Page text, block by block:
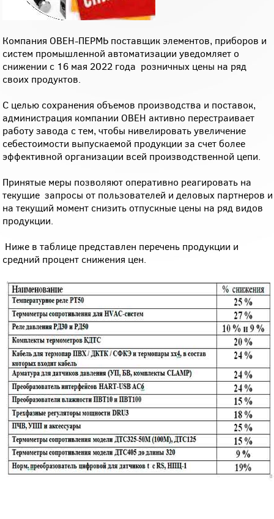
Компания ОВЕН-ПЕРМЬ поставщик элементов, приборов и
систем промышленной автоматизации уведомляет о
снижении с 16 мая 2022 года розничных цены на ряд
своих продуктов.
С целью сохранения объемов производства и поставок,
администрация компании ОВЕН активно перестраивает
работу завода с тем, чтобы нивелировать увеличение
себестоимости выпускаемой продукции за счет более
эффективной организации всей производственной цепи.
Принятые меры позволяют оперативно реагировать на
текущие запросы от пользователей и деловых партнеров и
на текущий момент снизить отпускные цены на ряд видов
продукции.
Ниже в таблице представлен перечень продукции и
средний процент снижения цен.